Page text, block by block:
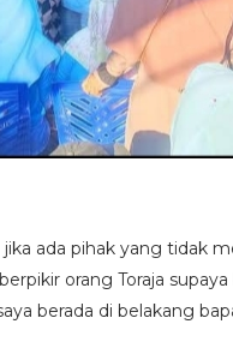
ada pihak yang tidak
orang Toraja
berada di belakang